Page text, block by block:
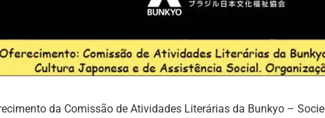
da Comissão de Atividades Literárias da Bunkyo –